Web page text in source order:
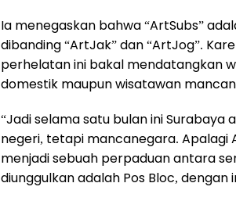
Ia menegaskan bahwa “ArtSubs”
dibanding “ArtJak” dan “ArtJog”.
perhelatan ini bakal mendatangkan
domestik maupun wisatawan
“Jadi selama satu bulan ini
negeri, tetapi mancanegara. Apalagi
menjadi sebuah perpaduan antara
diunggulkan adalah Pos Bloc,